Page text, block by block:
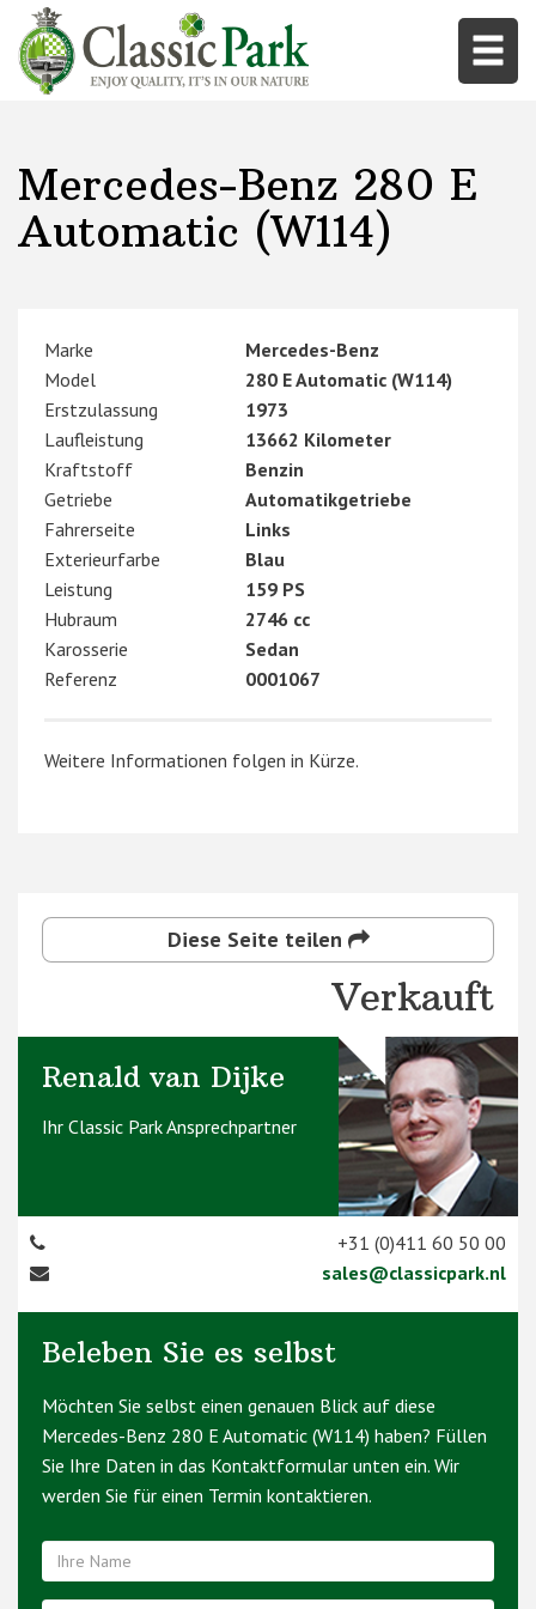
Mercedes-Benz 280 E
Automatic (W114)
Marke
Mercedes-Benz
Model
280 E Automatic (W114)
Erstzulassung
1973
Laufleistung
13662 Kilometer
Kraftstoff
Benzin
Getriebe
Automatikgetriebe
Fahrerseite
Links
Exterieurfarbe
Blau
Leistung
159 PS
Hubraum
2746 cc
Karosserie
Sedan
Referenz
0001067
Weitere Informationen folgen in Kürze.
Diese Seite teilen
Verkauft
Renald van Dijke
Ihr Classic Park Ansprechpartner
+31 (0)411 60 50 00
sales@classicpark.nl
Beleben Sie es selbst
Möchten Sie selbst einen genauen Blick auf diese
Mercedes-Benz 280 E Automatic (W114) haben? Füllen
Sie Ihre Daten in das Kontaktformular unten ein. Wir
werden Sie für einen Termin kontaktieren.